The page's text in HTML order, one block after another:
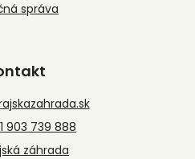
správa
903 739 888
záhrada